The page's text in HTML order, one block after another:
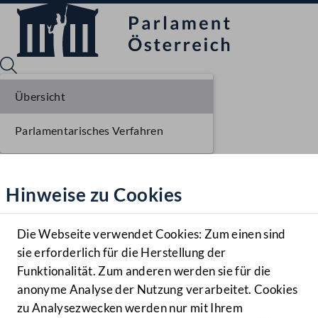
Hilfe
Benutzer
Navigationsmenü öffnen
MENÜ
Hinweise zu Cookies
Die Webseite verwendet Cookies: Zum einen sind
sie erforderlich für die Herstellung der
Funktionalität. Zum anderen werden sie für die
anonyme Analyse der Nutzung verarbeitet. Cookies
zu Analysezwecken werden nur mit Ihrem
Übersicht
Parlamentarisches Verfahren